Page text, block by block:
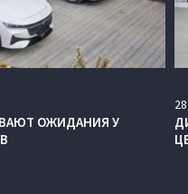
ОЖИДАНИЯ У
28